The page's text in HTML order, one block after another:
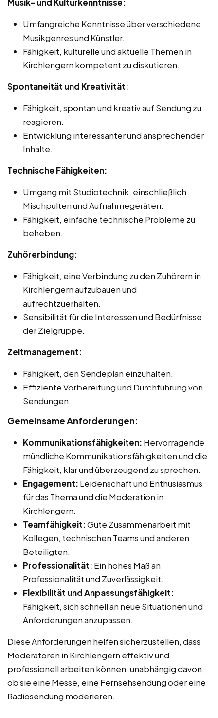
Musik- und Kulturkenntnisse:
Umfangreiche Kenntnisse über verschiedene
Musikgenres und Künstler.
Fähigkeit, kulturelle und aktuelle Themen in
Kirchlengern kompetent zu diskutieren.
Spontaneität und Kreativität:
Fähigkeit, spontan und kreativ auf Sendung zu
reagieren.
Entwicklung interessanter und ansprechender
Inhalte.
Technische Fähigkeiten:
Umgang mit Studiotechnik, einschließlich
Mischpulten und Aufnahmegeräten.
Fähigkeit, einfache technische Probleme zu
beheben.
Zuhörerbindung:
Fähigkeit, eine Verbindung zu den Zuhörern in
Kirchlengern aufzubauen und
aufrechtzuerhalten.
Sensibilität für die Interessen und Bedürfnisse
der Zielgruppe.
Zeitmanagement:
Fähigkeit, den Sendeplan einzuhalten.
Effiziente Vorbereitung und Durchführung von
Sendungen.
Gemeinsame Anforderungen:
Kommunikationsfähigkeiten: Hervorragende
mündliche Kommunikationsfähigkeiten und die
Fähigkeit, klar und überzeugend zu sprechen.
Engagement: Leidenschaft und Enthusiasmus
für das Thema und die Moderation in
Kirchlengern.
Teamfähigkeit:Gute Zusammenarbeit mit
Kollegen, technischen Teams und anderen
Beteiligten.
Professionalität: Ein hohes Maß an
Professionalität und Zuverlässigkeit.
Flexibilität und Anpassungsfähigkeit:
Fähigkeit, sich schnell an neue Situationen und
Anforderungen anzupassen.
Diese Anforderungen helfen sicherzustellen, dass
Moderatoren in Kirchlengern effektiv und
professionell arbeiten können, unabhängig davon,
ob sie eine Messe, eine Fernsehsendung oder eine
Radiosendung moderieren.